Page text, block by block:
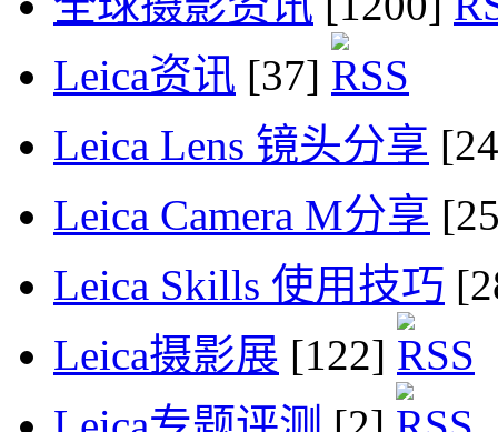
Leica资讯 [37]
Leica Lens 镜头分享
Leica Camera M分享
Leica Skills 使用技巧
Leica摄影展 [122]